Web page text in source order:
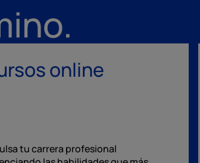
online
tu carrera profesional